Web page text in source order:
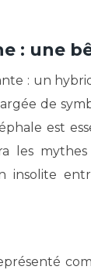
: une
: un
de
est
les mythes